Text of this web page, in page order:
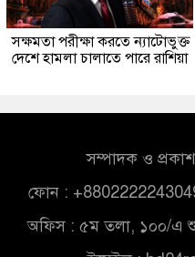
সক্ষমতা পরীক্ষা করতে ন্যাটোভুক্ত
দেশে হামলা চালাতে পারে রাশিয়া
সম্পাদক ও
ফোন :
অফিস : ৫ম তলা, ১০০/এ